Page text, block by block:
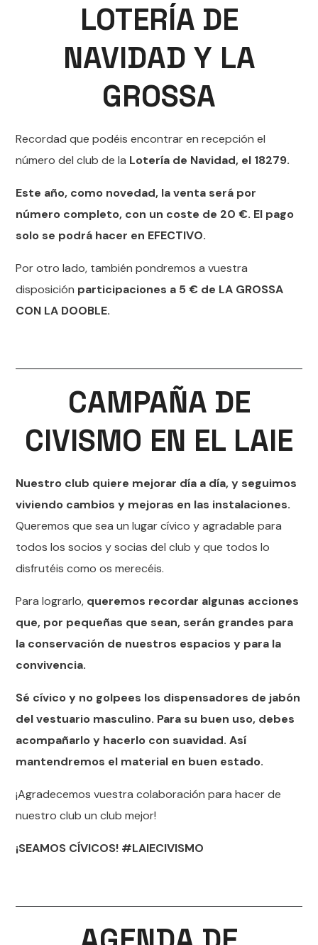
LOTERÍA DE
NAVIDAD Y LA
GROSSA
Recordad que podéis encontrar en recepción el
número del club de la Lotería de Navidad, el 18279.
Este año, como novedad, la venta será por
número completo, con un coste de 20 €. El pago
solo se podrá hacer en EFECTIVO.
Por otro lado, también pondremos a vuestra
disposición participaciones a 5 € de LA GROSSA
CON LA DOOBLE.
CAMPAÑA DE
CIVISMO EN EL LAIE
Nuestro club quiere mejorar día a día, y seguimos
viviendo cambios y mejoras en las instalaciones.
Queremos que sea un lugar cívico y agradable para
todos los socios y socias del club y que todos lo
disfrutéis como os merecéis.
Para lograrlo, queremos recordar algunas acciones
que, por pequeñas que sean, serán grandes para
la conservación de nuestros espacios y para la
convivencia.
Sé cívico y no golpees los dispensadores de jabón
del vestuario masculino. Para su buen uso, debes
acompañarlo y hacerlo con suavidad. Así
mantendremos el material en buen estado.
¡Agradecemos vuestra colaboración para hacer de
nuestro club un club mejor!
¡SEAMOS CÍVICOS! #LAIECIVISMO